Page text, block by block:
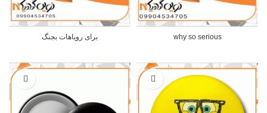
why so serious برای رویاهات بجنگ